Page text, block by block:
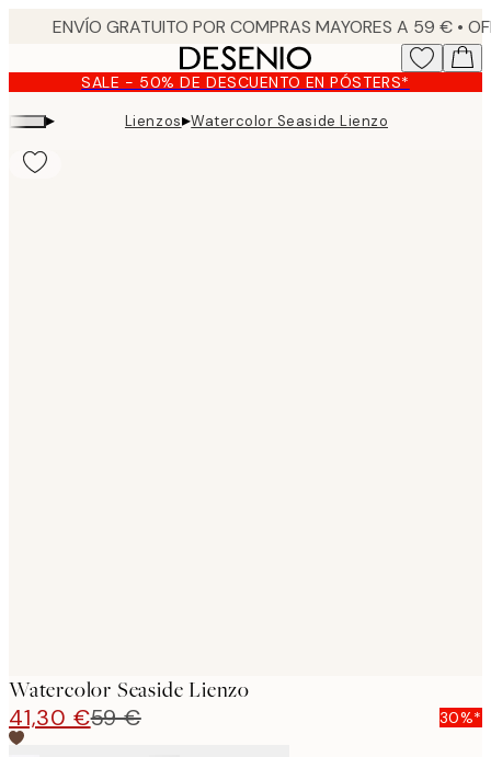
content.SALE - 50% DE DESCUENTO EN PÓSTERS*
▸ Lienzos▸Watercolor Seaside Lienzo
Watercolor Seaside Lienzo
41,30 €59 € 30%*